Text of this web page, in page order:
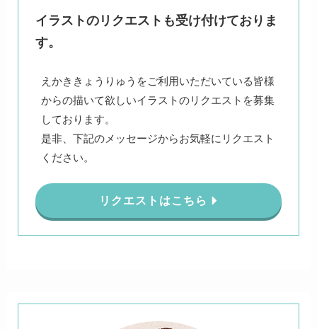
イラストのリクエストも受け付けておりま
す。
えかききょうりゅうをご利用いただいている皆様
からの描いて欲しいイラストのリクエストを募集
しております。
是非、下記のメッセージからお気軽にリクエスト
ください。
リクエストはこちら